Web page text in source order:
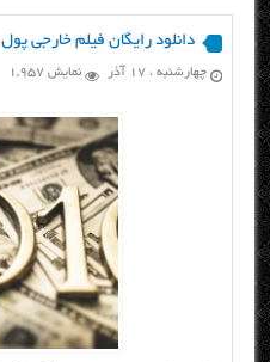
دانلود رایگان فیلم خارجی پول ۲۰۱۶ با لینک مستقیم
چهارشنبه ، ۱۷ آذر نمایش 1,957